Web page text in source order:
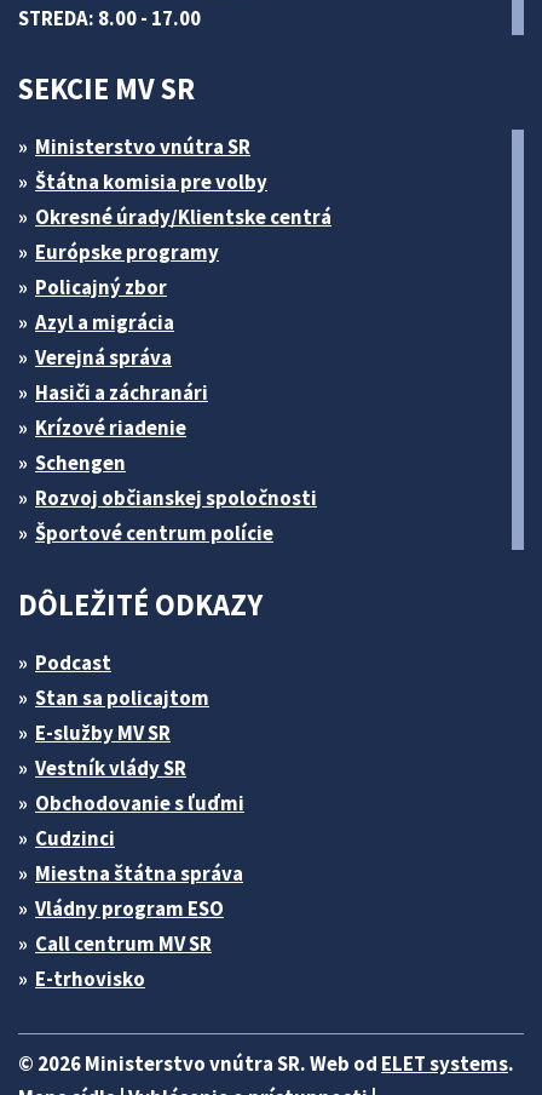
STREDA: 8.00 - 17.00
SEKCIE MV SR
Ministerstvo vnútra SR
Štátna komisia pre volby
Okresné úrady/Klientske centrá
Európske programy
Policajný zbor
Azyl a migrácia
Verejná správa
Hasiči a záchranári
Krízové riadenie
Schengen
Rozvoj občianskej spoločnosti
Športové centrum polície
DÔLEŽITÉ ODKAZY
Podcast
Stan sa policajtom
E-služby MV SR
Vestník vlády SR
Obchodovanie s ľuďmi
Cudzinci
Miestna štátna správa
Vládny program ESO
Call centrum MV SR
E-trhovisko
© 2026 Ministerstvo vnútra SR. Web od ELET systems.